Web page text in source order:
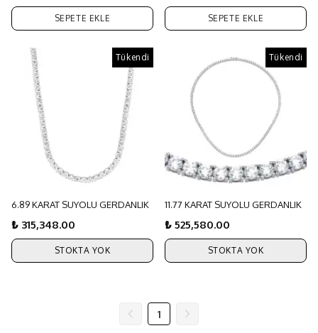
SEPETE EKLE SEPETE EKLE
Tükendi
6.89 KARAT SUYOLU GERDANLIK
₺ 315,348.00
STOKTA YOK
Tükendi
11.77 KARAT SUYOLU GERDANLIK
₺ 525,580.00
STOKTA YOK
1